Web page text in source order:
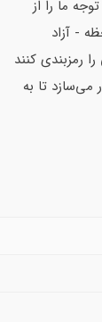
ما را از
- آزاد
رمزبندی کنند
می‌سازد تا به